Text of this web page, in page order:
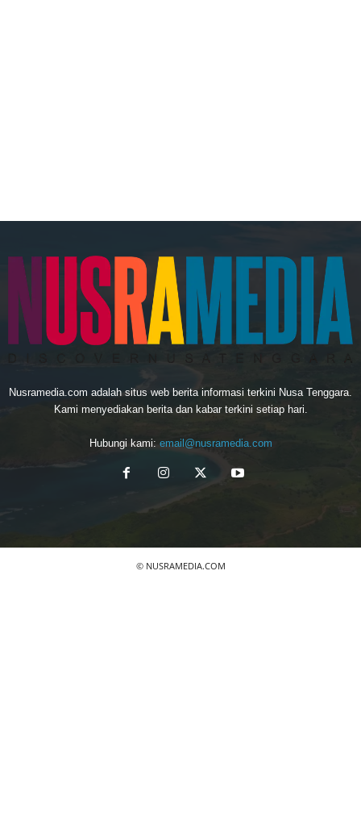
Nusramedia.com adalah situs web berita informasi terkini Nusa Tenggara.
Kami menyediakan berita dan kabar terkini setiap hari.
Hubungi kami: email@nusramedia.com
© NUSRAMEDIA.COM